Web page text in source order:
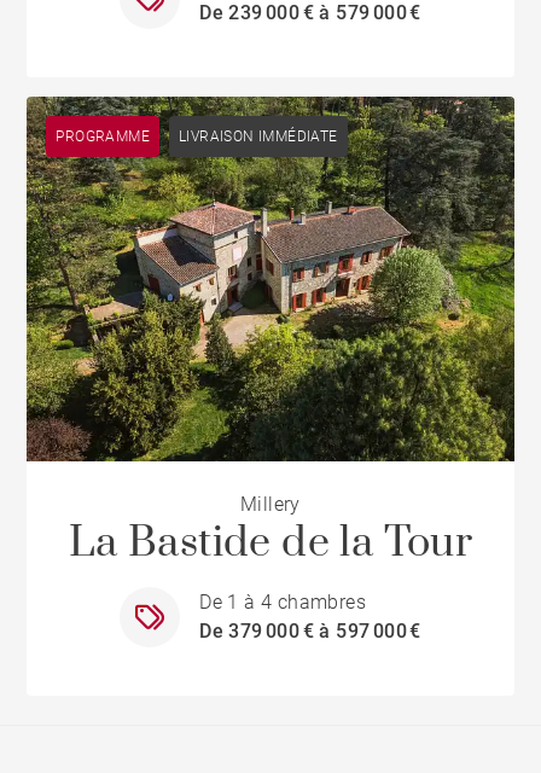
De 239 000 € à 579 000 €
PROGRAMME LIVRAISON IMMÉDIATE
Millery
La Bastide de la Tour
De 1 à 4 chambres
De 379 000 € à 597 000 €